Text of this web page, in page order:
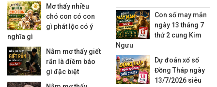
quan đầy đủ.
Mơ thấy nhiều
chó con có con
gì phát lộc có ý
nghĩa gì
Nằm mơ thấy giết
rắn là điềm báo
gì đặc biệt
nhận định đáng quan tâm
Con số may mắn
ngày 13 tháng 7
thứ 2 cung Kim
Ngưu
Dự đoán xổ số
Đồng Tháp ngày
13/7/2026 siêu